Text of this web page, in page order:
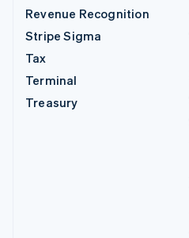
Revenue Recognition
Stripe Sigma
Tax
Terminal
Treasury